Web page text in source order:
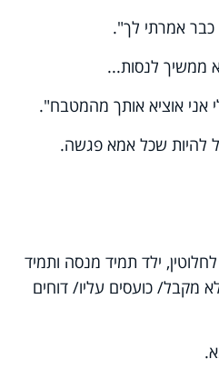
אמרתי לך".
ממשיך לנסות...
אוציא אותך מהמטבח".
להיות שכל אמא פגשה.
ילד תמיד מנסה ותמיד
כועסים עליו/ דוחים